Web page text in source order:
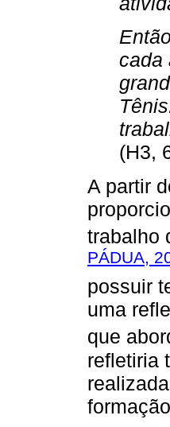
cada
(H3,
A partir
trabalho
PÁDUA,
possuir
uma
que
refletiria